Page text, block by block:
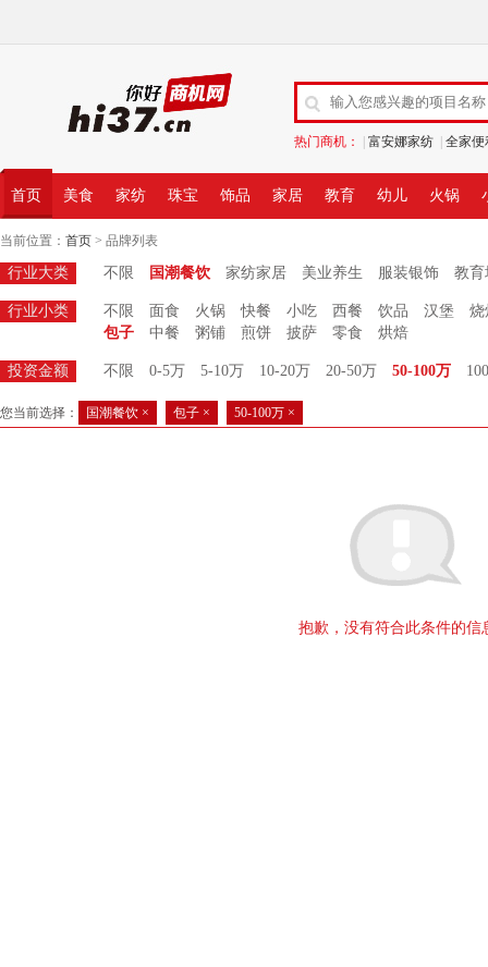
热门商机： 富安娜家纺 全家便
首页 美食 家纺 珠宝 饰品 家居 教育 幼儿 火锅
当前位置： 首页 > 品牌列表
行业大类 不限 国潮餐饮 家纺家居 美业养生 服装银饰 教育
行业小类 不限 面食 火锅 快餐 小吃 西餐 饮品 汉堡
烧
包子
中餐 粥铺 煎饼 披萨 零食 烘焙
投资金额 不限 0-5万 5-10万 10-20万 20-50万 50-100万
您当前选择： 国潮餐饮 × 包子 × 50-100万 ×
抱歉，没有符合此条件的信